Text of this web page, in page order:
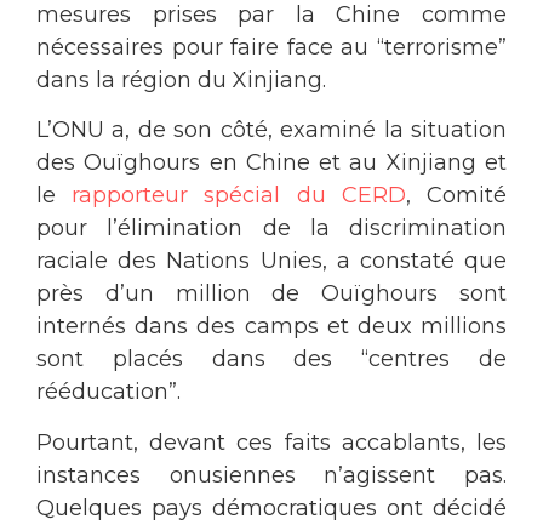
mesures prises par la Chine comme
nécessaires pour faire face au “terrorisme”
dans la région du Xinjiang.
L’ONU a, de son côté, examiné la situation
des Ouïghours en Chine et au Xinjiang et
le rapporteur spécial du CERD, Comité
pour l’élimination de la discrimination
raciale des Nations Unies, a constaté que
près d’un million de Ouïghours sont
internés dans des camps et deux millions
sont placés dans des “centres de
rééducation”.
Pourtant, devant ces faits accablants, les
instances onusiennes n’agissent pas.
Quelques pays démocratiques ont décidé